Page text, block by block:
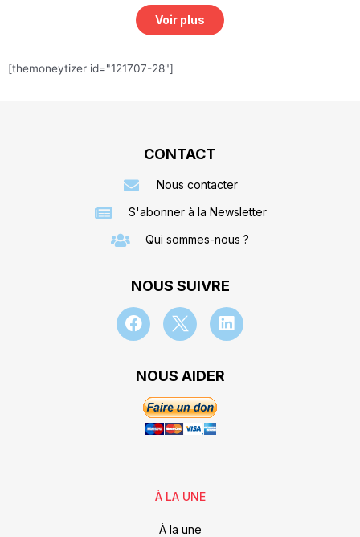
Voir plus
[themoneytizer id="121707-28"]
CONTACT
Nous contacter
S'abonner à la Newsletter
Qui sommes-nous ?
NOUS SUIVRE
NOUS AIDER
À LA UNE
À la une